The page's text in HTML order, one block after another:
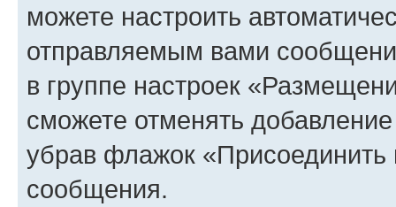
можете настроить
отправляемым вами
в группе настроек
сможете отменять
убрав флажок
сообщения.